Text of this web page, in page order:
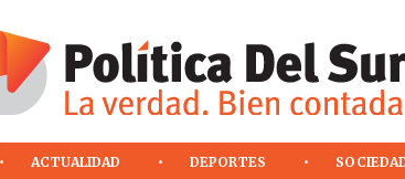
ACTUALIDAD DEPORTES